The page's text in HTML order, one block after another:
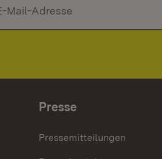
Presse
Pressemitteilungen